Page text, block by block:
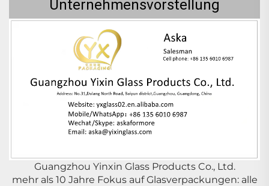
Unternehmensvorstellung
Guangzhou Yinxin Glass Products Co., Ltd.
mehr als 10 Jahre Fokus auf Glasverpackungen: alle